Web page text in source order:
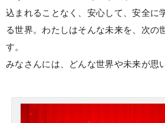
込まれることなく、安心して、安全に
る世界。わたしはそんな未来を、次の
す。
みなさんには、どんな世界や未来が思